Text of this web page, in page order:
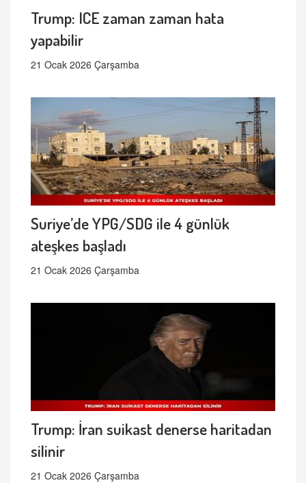
Trump: ICE zaman zaman hata
yapabilir
21 Ocak 2026 Çarşamba
Suriye’de YPG/SDG ile 4 günlük
ateşkes başladı
21 Ocak 2026 Çarşamba
Trump: İran suikast denerse haritadan
silinir
21 Ocak 2026 Çarşamba